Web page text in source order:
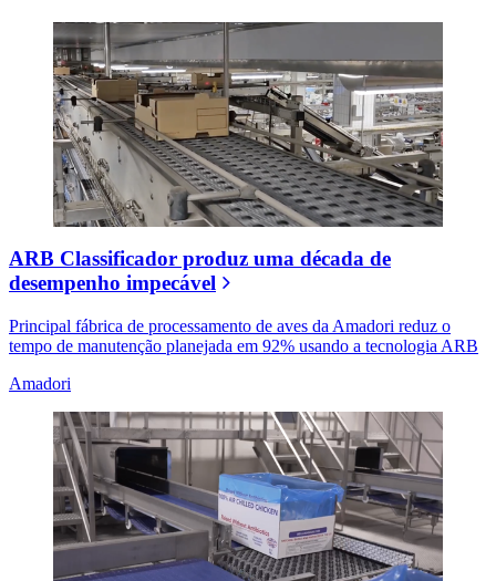
ARB Classificador produz uma década de
desempenho impecável
Principal fábrica de processamento de aves da Amadori reduz o
tempo de manutenção planejada em 92% usando a tecnologia ARB
Amadori